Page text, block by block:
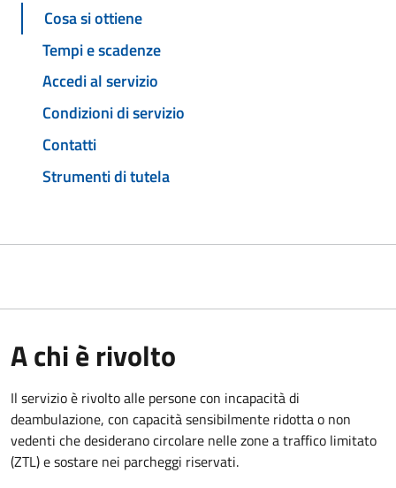
Cosa si ottiene
Tempi e scadenze
Accedi al servizio
Condizioni di servizio
Contatti
Strumenti di tutela
A chi è rivolto
Il servizio è rivolto alle persone con incapacità di
deambulazione, con capacità sensibilmente ridotta o non
vedenti che desiderano circolare nelle zone a traffico limitato
(ZTL) e sostare nei parcheggi riservati.